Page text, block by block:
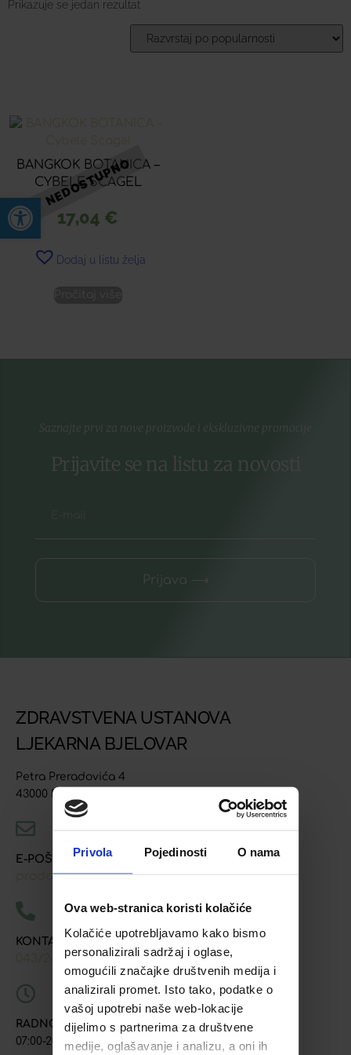
Privola Pojedinosti O nama
Ova web-stranica koristi kolačiće
Kolačiće upotrebljavamo kako bismo
personalizirali sadržaj i oglase,
omogućili značajke društvenih medija i
analizirali promet. Isto tako, podatke o
vašoj upotrebi naše web-lokacije
dijelimo s partnerima za društvene
medije, oglašavanje i analizu, a oni ih
Prikazuje se jedan rezultat
BANGKOK BOTANICA –
CYBELE SCAGEL
17,04 €
Dodaj u listu želja
Saznajte prvi za nove proizvode i ekskluzivne promocije
Prijavite se na listu za novosti
Prijava ⟶
ZDRAVSTVENA USTANOVA
LJEKARNA BJELOVAR
Petra Preradovića 4
43000 Bjelovar
E-POŠTA
prodaja@ljekarna-bjelovar.hr
KONTAKT TELEFONI
043/241-907,091/618-9163,091/603-8577
RADNO VRIJEME
07:00-20:00
Open toolbar